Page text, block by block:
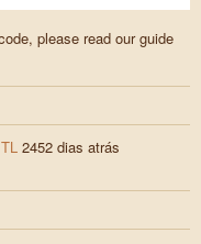
please read our guide
TL2452 dias atrás